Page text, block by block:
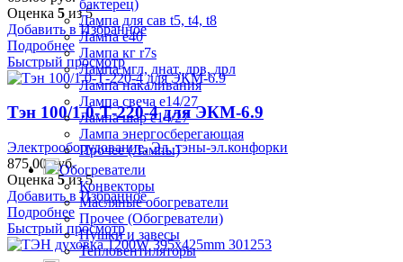
бактерец)
Лампа для сав t5, t4, t8
Лампа е40
Лампа кг r7s
Лампа мгл, днат, дрв, дрл
Лампа накаливания
Лампа свеча е14/27
Лампа шар е14/27
Лампа энергосберегающая
Прочее (Лампы)
Обогреватели
Конвекторы
Масляные обогреватели
Прочее (Обогреватели)
Пушки и завесы
Тепловентиляторы
Оценка 5 из 5
Добавить в Избранное
Подробнее
Быстрый просмотр
Тэн 100/1.0-Т-220-4 для ЭКМ-6.9
Электрооборудование,Эл. тэны-эл.конфорки
875.00руб.
Оценка5из 5
Добавить в Избранное
Подробнее
Быстрый просмотр